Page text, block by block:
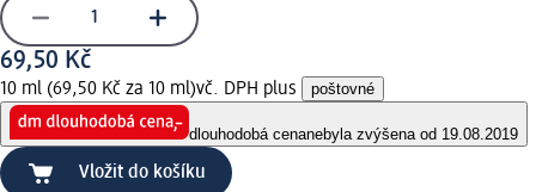
69,50 Kč
10 ml (69,50 Kč za 10 ml)vč. DPH plus poštovné
dlouhodobá cenanebyla zvýšena od 19.08.2019
Vložit do košíku